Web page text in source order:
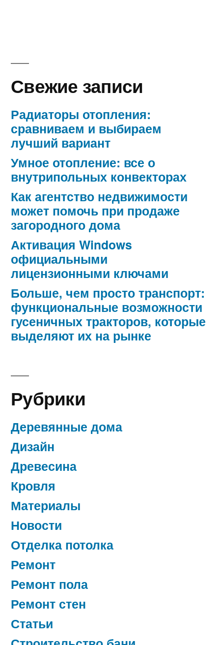
Свежие записи
Радиаторы отопления:
сравниваем и выбираем
лучший вариант
Умное отопление: все о
внутрипольных конвекторах
Как агентство недвижимости
может помочь при продаже
загородного дома
Активация Windows
официальными
лицензионными ключами
Больше, чем просто транспорт:
функциональные возможности
гусеничных тракторов, которые
выделяют их на рынке
Рубрики
Деревянные дома
Дизайн
Древесина
Кровля
Материалы
Новости
Отделка потолка
Ремонт
Ремонт пола
Ремонт стен
Статьи